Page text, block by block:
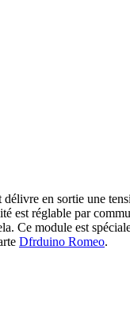
en sortie une
est réglable par
Ce module est
Dfrduino Romeo.